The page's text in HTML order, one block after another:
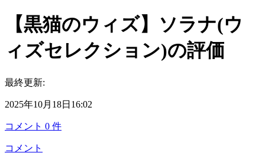
【黒猫のウィズ】ソラナ(ウ
ィズセレクション)の評価
最終更新:
2025年10月18日16:02
コメント 0 件
コメント